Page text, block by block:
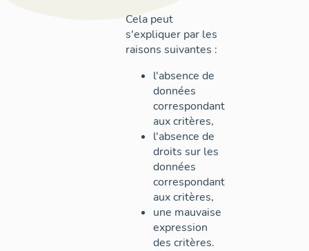
Cela peut
s'expliquer par les
raisons suivantes :
l'absence de
données
correspondant
aux critères,
l'absence de
droits sur les
données
correspondant
aux critères,
une mauvaise
expression
des critères.